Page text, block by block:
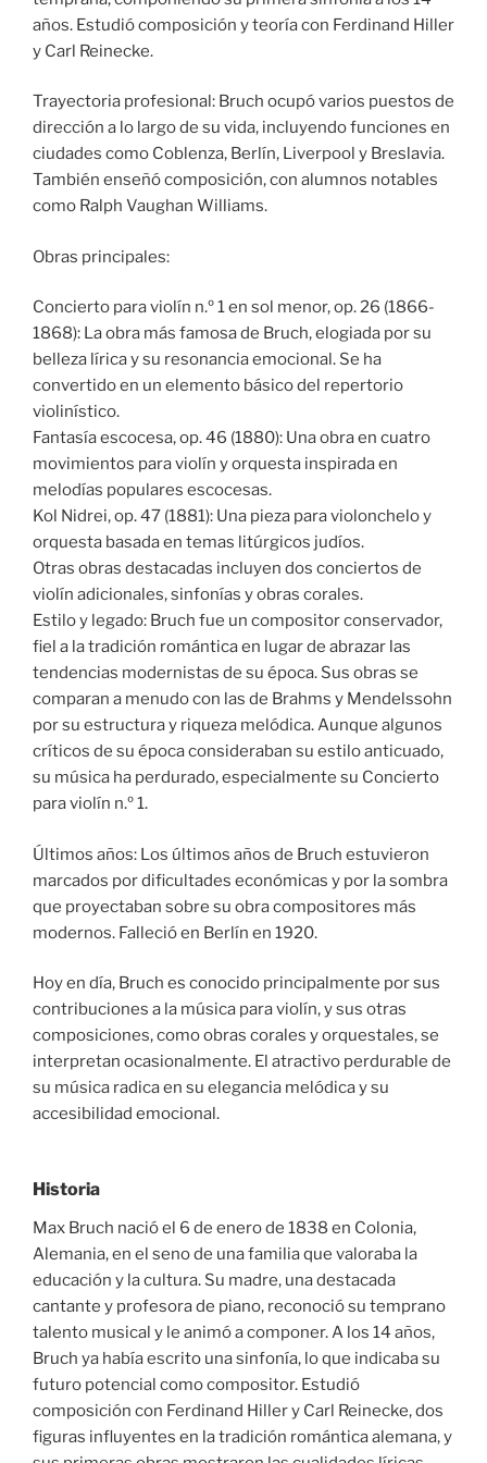
años. Estudió composición y teoría con Ferdinand Hiller
y Carl Reinecke.
Trayectoria profesional: Bruch ocupó varios puestos de
dirección a lo largo de su vida, incluyendo funciones en
ciudades como Coblenza, Berlín, Liverpool y Breslavia.
También enseñó composición, con alumnos notables
como Ralph Vaughan Williams.
Obras principales:
Concierto para violín n.º 1 en sol menor, op. 26 (1866-
1868): La obra más famosa de Bruch, elogiada por su
belleza lírica y su resonancia emocional. Se ha
convertido en un elemento básico del repertorio
violinístico.
Fantasía escocesa, op. 46 (1880): Una obra en cuatro
movimientos para violín y orquesta inspirada en
melodías populares escocesas.
Kol Nidrei, op. 47 (1881): Una pieza para violonchelo y
orquesta basada en temas litúrgicos judíos.
Otras obras destacadas incluyen dos conciertos de
violín adicionales, sinfonías y obras corales.
Estilo y legado: Bruch fue un compositor conservador,
fiel a la tradición romántica en lugar de abrazar las
tendencias modernistas de su época. Sus obras se
comparan a menudo con las de Brahms y Mendelssohn
por su estructura y riqueza melódica. Aunque algunos
críticos de su época consideraban su estilo anticuado,
su música ha perdurado, especialmente su Concierto
para violín n.º 1.
Últimos años: Los últimos años de Bruch estuvieron
marcados por dificultades económicas y por la sombra
que proyectaban sobre su obra compositores más
modernos. Falleció en Berlín en 1920.
Hoy en día, Bruch es conocido principalmente por sus
contribuciones a la música para violín, y sus otras
composiciones, como obras corales y orquestales, se
interpretan ocasionalmente. El atractivo perdurable de
su música radica en su elegancia melódica y su
accesibilidad emocional.
Historia
Max Bruch nació el 6 de enero de 1838 en Colonia,
Alemania, en el seno de una familia que valoraba la
educación y la cultura. Su madre, una destacada
cantante y profesora de piano, reconoció su temprano
talento musical y le animó a componer. A los 14 años,
Bruch ya había escrito una sinfonía, lo que indicaba su
futuro potencial como compositor. Estudió
composición con Ferdinand Hiller y Carl Reinecke, dos
figuras influyentes en la tradición romántica alemana, y